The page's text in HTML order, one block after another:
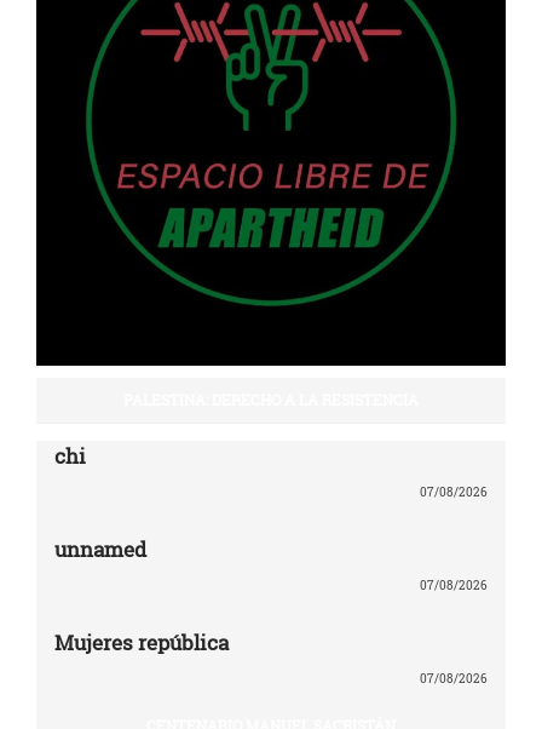
chi
07/08/2026
unnamed
07/08/2026
Mujeres república
07/08/2026